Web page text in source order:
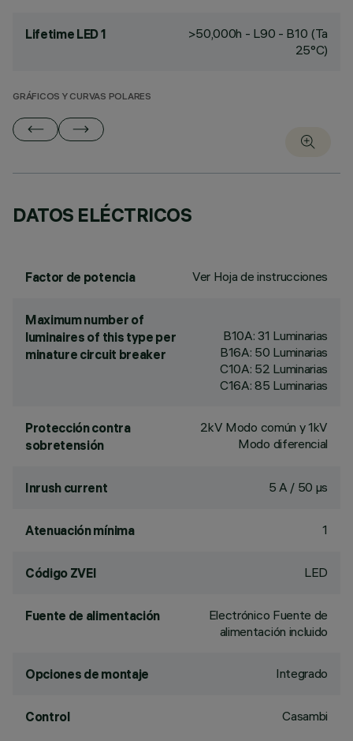
Lifetime LED 1
>50,000h - L90 - B10 (Ta
25°C)
GRÁFICOS Y CURVAS POLARES
DATOS ELÉCTRICOS
Factor de potencia Ver Hoja de instrucciones
Maximum number of
luminaires of this type per
minature circuit breaker
B10A: 31 Luminarias
B16A: 50 Luminarias
C10A: 52 Luminarias
C16A: 85 Luminarias
Protección contra
sobretensión
2kV Modo común y 1kV
Modo diferencial
Inrush current 5 A / 50 µs
Atenuación mínima 1
Código ZVEI LED
Fuente de alimentación
Electrónico Fuente de
alimentación incluido
Opciones de montaje Integrado
Control Casambi